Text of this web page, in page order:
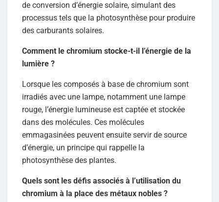
de conversion d’énergie solaire, simulant des
processus tels que la photosynthèse pour produire
des carburants solaires.
Comment le chromium stocke-t-il l’énergie de la
lumière ?
Lorsque les composés à base de chromium sont
irradiés avec une lampe, notamment une lampe
rouge, l’énergie lumineuse est captée et stockée
dans des molécules. Ces molécules
emmagasinées peuvent ensuite servir de source
d’énergie, un principe qui rappelle la
photosynthèse des plantes.
Quels sont les défis associés à l’utilisation du
chromium à la place des métaux nobles ?